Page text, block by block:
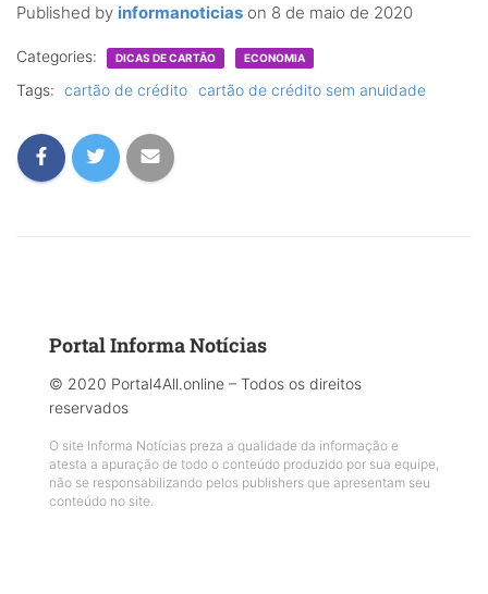
Published by informanoticias on 8 de maio de 2020
Categories: DICAS DE CARTÃO ECONOMIA
Tags: cartão de crédito cartão de crédito sem anuidade
Portal Informa Notícias
© 2020 Portal4All.online – Todos os direitos
reservados
O site Informa Notícias preza a qualidade da informação e
atesta a apuração de todo o conteúdo produzido por sua equipe,
não se responsabilizando pelos publishers que apresentam seu
conteúdo no site.